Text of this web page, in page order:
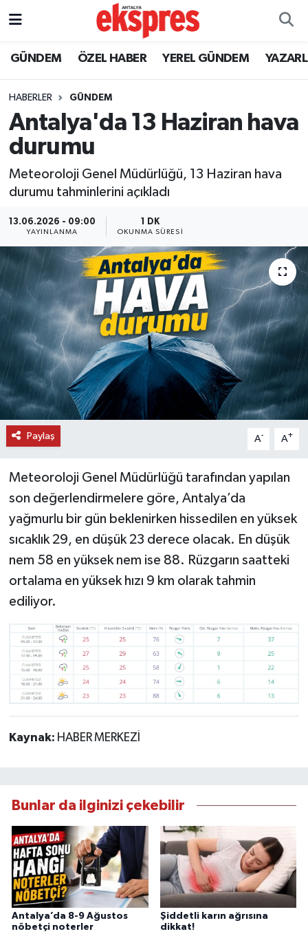
GÜNDEM ÖZEL HABER YEREL GÜNDEM
HABERLER GÜNDEM
Antalya'da 13 Haziran hava
durumu
Meteoroloji Genel Müdürlüğü, 13 Haziran hava
durumu tahminlerini açıkladı
13.06.2026 - 09:00
YAYINLANMA
1 DK
OKUNMA SÜRESI
Paylaş A- A+
Meteoroloji Genel Müdürlüğü tarafından yapılan
son değerlendirmelere göre, Antalya’da
yağmurlu bir gün beklenirken hissedilen en yüksek
sıcaklık 29, en düşük 23 derece olacak. En düşük
nem 58 en yüksek nem ise 88. Rüzgarın saatteki
ortalama en yüksek hızı 9 km olarak tahmin
ediliyor.
Kaynak: HABER MERKEZİ
Bunlar da ilginizi çekebilir
Antalya’da 8-9 Ağustos
nöbetçi noterler
Şiddetli karın ağrısına
dikkat!
ÖZEL HABER
YEREL GÜNDEM
EKONOMİ
KÜLTÜR - SANAT
SPOR
SİYASET
SAĞLIK
DÜNYA
EĞİTİM
TURİZM
RÖPORTAJ
VİDEO HABERLER
YAZARLAR
RESMİ İLAN
MAGAZİN
Nöbetçi Eczaneler
Trafik Durumu
Süper Lig Puan Durumu ve Fikstür
Tüm Manşetler
Son Dakika Haberleri
Haber Arşivi